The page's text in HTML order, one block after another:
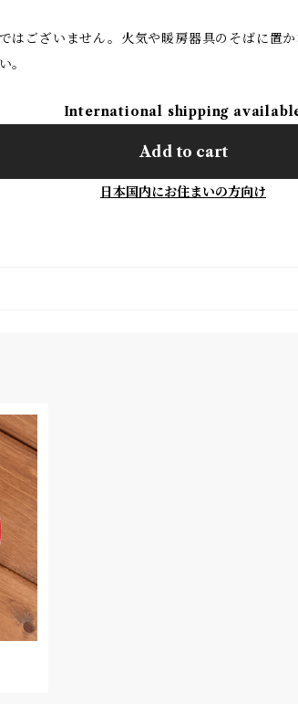
はございません。火気や暖房器具のそばに置
。
International shipping
Add to cart
日本国内にお住まいの方向け